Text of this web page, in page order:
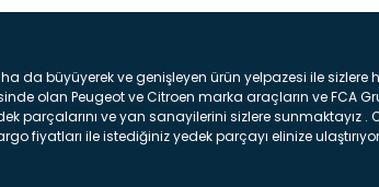
da büyüyerek ve genişleyen ürün yelpazesi ile sizlere
olan Peugeot ve Citroen marka araçların ve FCA
parçalarını ve yan sanayilerini sizlere sunmaktayız .
fiyatları ile istediğiniz yedek parçayı elinize
ile yapılmış olan kaporta aksam parçasıdır.